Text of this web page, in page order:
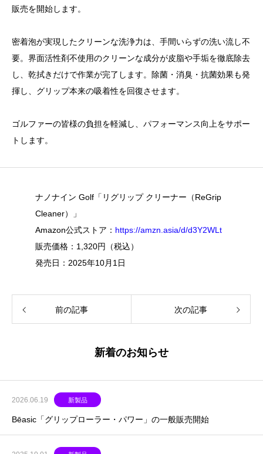
販売を開始します。
密着泡が実現したクリーンな洗浄力は、手間いらずの洗い流し不
要。界面活性剤不使用のクリーンな成分が皮脂や手垢を徹底除去
し、乾拭きだけで作業が完了します。除菌・消臭・抗菌効果も発
揮し、グリップ本来の吸着性を回復させます。
ゴルファーの皆様の負担を軽減し、パフォーマンス向上をサポー
トします。
ナノナイン Golf「リグリップ クリーナー（ReGrip
Cleaner）」
Amazon公式ストア： https://amzn.asia/d/d3Y2WLt
販売価格：1,320円（税込）
発売日：2025年10月1日
前の記事 次の記事
新着のお知らせ
2026.06.19 新製品
Bēasic「グリップローラー・パワー」の一般販売開始